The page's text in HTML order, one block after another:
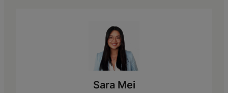
Sara Mei